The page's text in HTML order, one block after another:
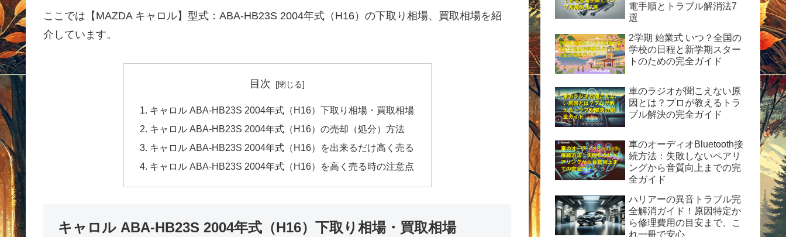
ここでは【MAZDA キャロル】型式：ABA-HB23S 2004年式（H16）の下取り相場、買取相場を紹
介しています。
目次
キャロル ABA-HB23S 2004年式（H16）下取り相場・買取相場
キャロル ABA-HB23S 2004年式（H16）の売却（処分）方法
キャロル ABA-HB23S 2004年式（H16）を出来るだけ高く売る
キャロル ABA-HB23S 2004年式（H16）を高く売る時の注意点
キャロル ABA-HB23S 2004年式（H16）下取り相場・買取相場
電手順とトラブル解消法7
選
2学期 始業式 いつ？全国の
学校の日程と新学期スター
トのための完全ガイド
車のラジオが聞こえない原
因とは？プロが教えるトラ
ブル解決の完全ガイド
車のオーディオBluetooth接
続方法：失敗しないペアリ
ングから音質向上までの完
全ガイド
ハリアーの異音トラブル完
全解消ガイド！原因特定か
ら修理費用の目安まで、こ
れ一冊で安心